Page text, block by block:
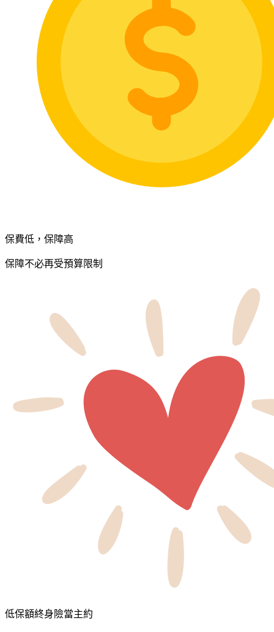
保費低，保障高
保障不必再受預算限制
低保額終身險當主約